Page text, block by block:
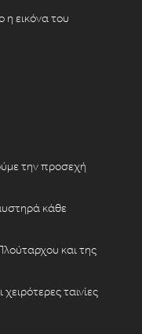
η εικόνα του
την προσεχή
κάθε
και της
ταινίες